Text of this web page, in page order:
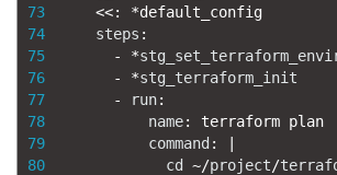
73
74
75
76
77
78
79
80
<<: *default_config
steps :
-
*
-
*stg_terraform_init
-
run:
name: terraform plan
command :
cd
~/project/